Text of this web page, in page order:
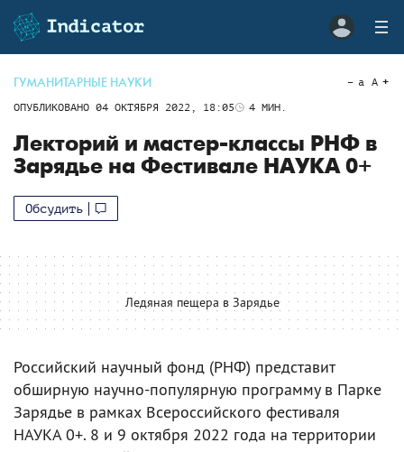
ГУМАНИТАРНЫЕ НАУКИ
ОПУБЛИКОВАНО 04 ОКТЯБРЯ 2022, 18:05 4 МИН.
a A
Лекторий и мастер-классы РНФ в
Зарядье на Фестивале НАУКА 0+
Обсудить
Ледяная пещера в Зарядье
Российский научный фонд (РНФ) представит
обширную научно-популярную программу в Парке
Зарядье в рамках Всероссийского фестиваля
НАУКА 0+. 8 и 9 октября 2022 года на территории